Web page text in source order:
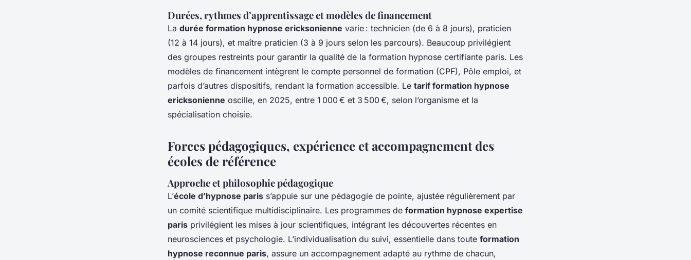
Durées, rythmes d’apprentissage et modèles de financement
La durée formation hypnose ericksonienne varie : technicien (de 6 à 8 jours), praticien
(12 à 14 jours), et maître praticien (3 à 9 jours selon les parcours). Beaucoup privilégient
des groupes restreints pour garantir la qualité de la formation hypnose certifiante paris. Les
modèles de financement intègrent le compte personnel de formation (CPF), Pôle emploi, et
parfois d’autres dispositifs, rendant la formation accessible. Le tarif formation hypnose
ericksonienne oscille, en 2025, entre 1 000 € et 3 500 €, selon l’organisme et la
spécialisation choisie.
Forces pédagogiques, expérience et accompagnement des
écoles de référence
Approche et philosophie pédagogique
L’école d’hypnose paris s’appuie sur une pédagogie de pointe, ajustée régulièrement par
un comité scientifique multidisciplinaire. Les programmes de formation hypnose expertise
paris privilégient les mises à jour scientifiques, intégrant les découvertes récentes en
neurosciences et psychologie. L’individualisation du suivi, essentielle dans toute formation
hypnose reconnue paris, assure un accompagnement adapté au rythme de chacun,